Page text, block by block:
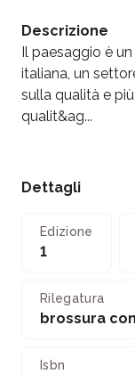
Descrizione
Il paesaggio è
italiana, un
sulla qualità e
qualit&ag...
Dettagli
Edizione
1
Rilegatura
brossura
Isbn